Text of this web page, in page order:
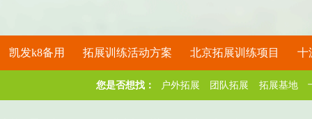
凯发k8备用 拓展训练活动方案 北京拓展训练项目 十
您是否想找： 户外拓展 团队拓展 拓展基地